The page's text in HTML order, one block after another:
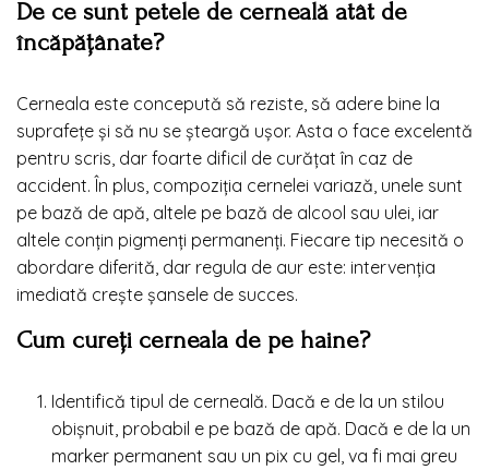
De ce sunt petele de cerneală atât de
încăpățânate?
Cerneala este concepută să reziste, să adere bine la
suprafețe și să nu se șteargă ușor. Asta o face excelentă
pentru scris, dar foarte dificil de curățat în caz de
accident. În plus, compoziția cernelei variază, unele sunt
pe bază de apă, altele pe bază de alcool sau ulei, iar
altele conțin pigmenți permanenți. Fiecare tip necesită o
abordare diferită, dar regula de aur este: intervenția
imediată crește șansele de succes.
Cum cureți cerneala de pe haine?
Identifică tipul de cerneală. Dacă e de la un stilou
obișnuit, probabil e pe bază de apă. Dacă e de la un
marker permanent sau un pix cu gel, va fi mai greu